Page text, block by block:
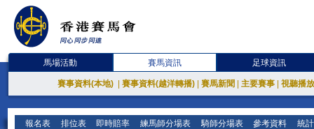
馬場活動 賽馬資訊 足球資訊
賽事資料(本地) 賽事資料(越洋轉播) 賽馬新聞 主要賽事 視聽播
報名表 排位表 即時賠率 練馬師分場表 騎師分場表 參考資料 統